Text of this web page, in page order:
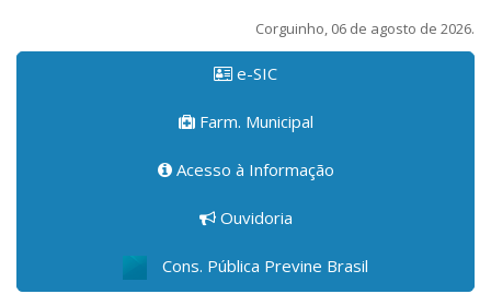
Corguinho, 06 de agosto de 2026.
e-SIC
Farm. Municipal
Acesso à Informação
Ouvidoria
Cons. Pública Previne Brasil